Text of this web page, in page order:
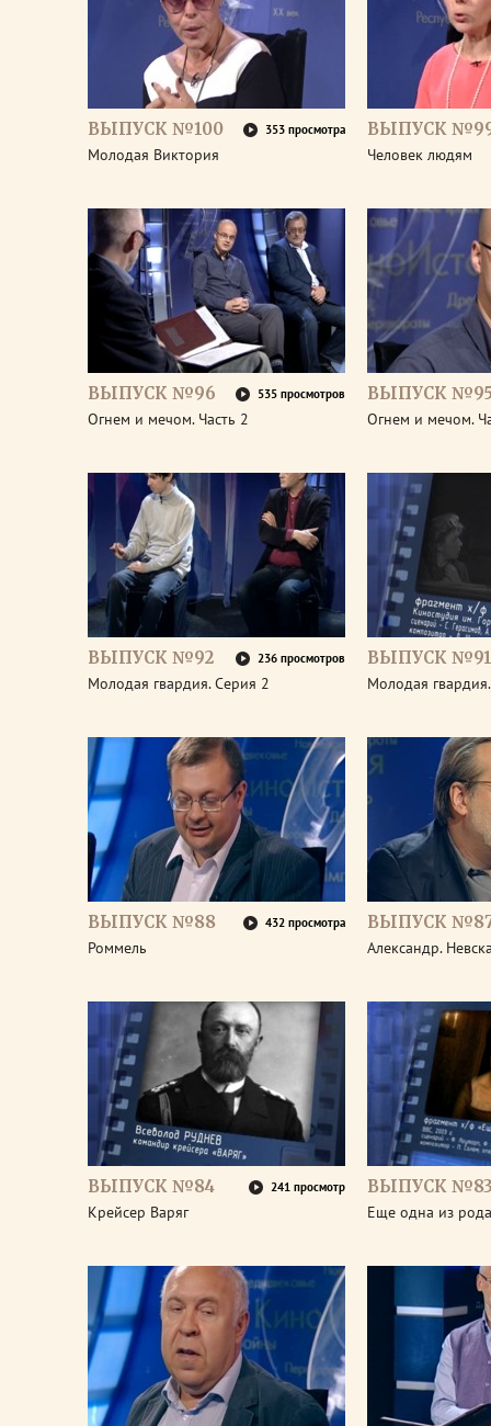
ВЫПУСК №100 353 просмотра
Молодая Виктория
ВЫПУСК
Человек людям
ВЫПУСК №96 535 просмотров
Огнем и мечом. Часть 2
ВЫПУСК
Огнем и мечом.
ВЫПУСК №92 236 просмотров
Молодая гвардия. Серия 2
ВЫПУСК №91
Молодая
ВЫПУСК №88 432 просмотра
Роммель
ВЫПУСК
Александр.
ВЫПУСК №84 241 просмотр
Крейсер Варяг
ВЫПУСК
Еще одна из